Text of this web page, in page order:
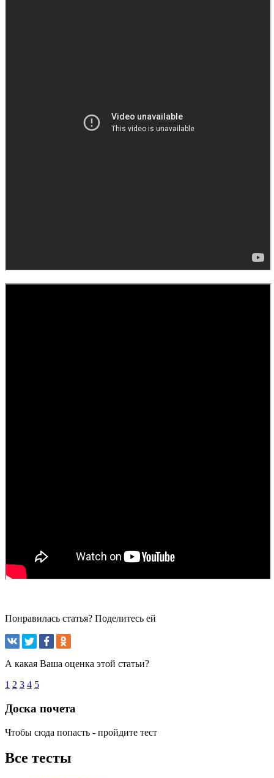
Понравилась статья? Поделитесь ей
А какая Ваша оценка этой статьи?
1 2 3 4 5
Доска почета
Чтобы сюда попасть - пройдите тест
Все тесты